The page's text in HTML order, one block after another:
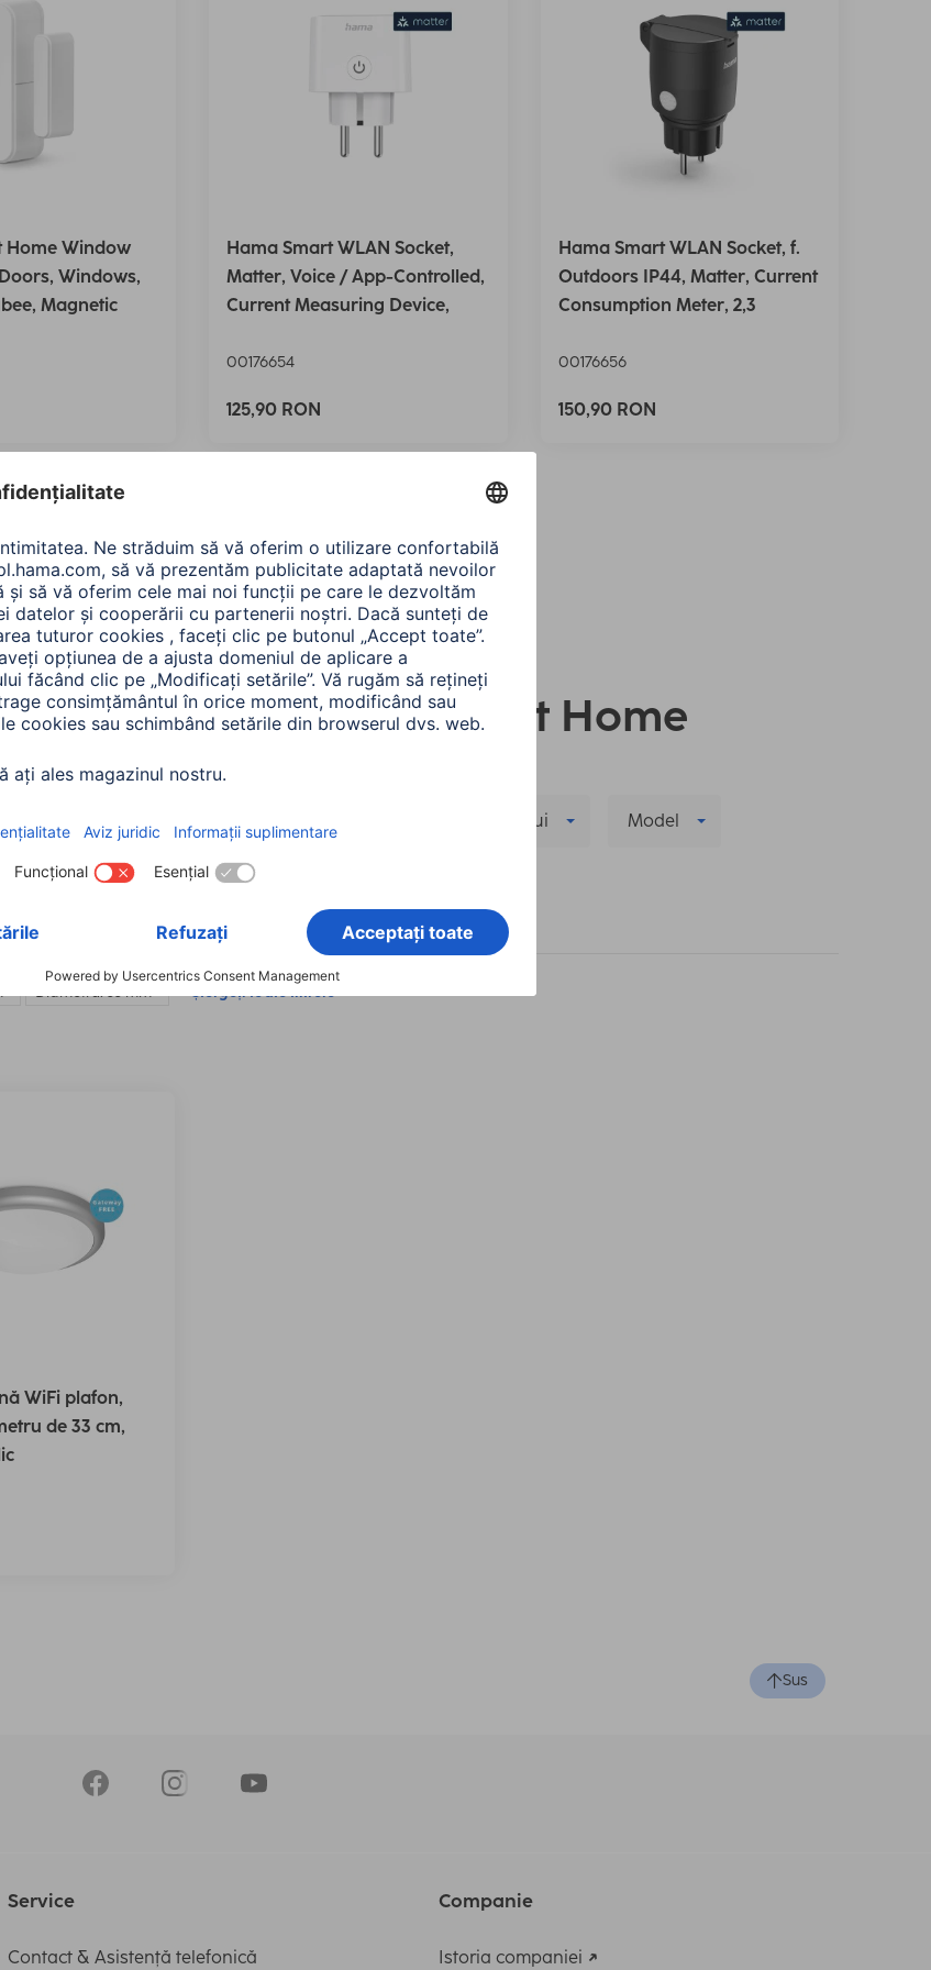
Home Window
Windows,
Magnetic
Hama Smart WLAN Socket,
Matter, Voice / App-Controlled,
Current Measuring Device,
00176654
125,90 RON
Hama Smart WLAN Socket, f.
Outdoors IP44, Matter, Current
Consumption Meter, 2,3
00176656
150,90 RON
Produse pentru Smart Home
Tip de produs Preţ Transmiterea semnalului Model
WiFi plafon,
de 33 cm,
Sus
Service
Contact & Asistență telefonică
Companie
Istoria companiei